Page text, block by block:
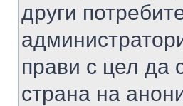
други
прави с цел да
страна на